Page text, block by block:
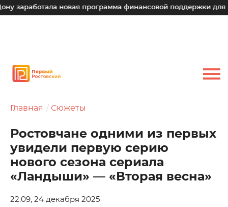
новая программа финансовой поддержки для малых
Главная Сюжеты
Ростовчане одними из первых
увидели первую серию
нового сезона сериала
«Ландыши» — «Вторая весна»
22:09, 24 декабря 2025